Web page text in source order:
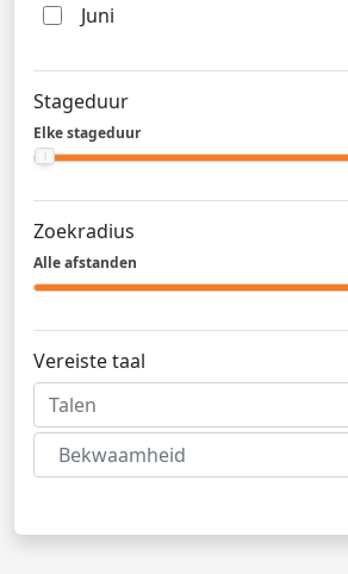
Juni
Stageduur
Elke stageduur
Zoekradius
Alle afstanden
Vereiste taal
Bekwaamheid